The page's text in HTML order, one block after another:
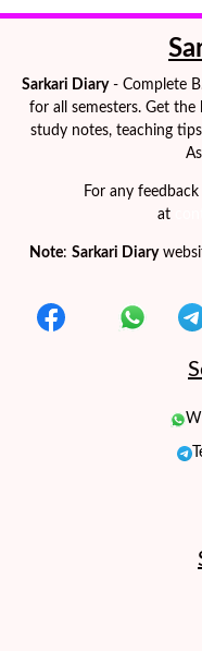
Sarkari Diary- Complete
for all semesters. Get the
study notes, teaching
For any
at
Note: Sarkari Diary